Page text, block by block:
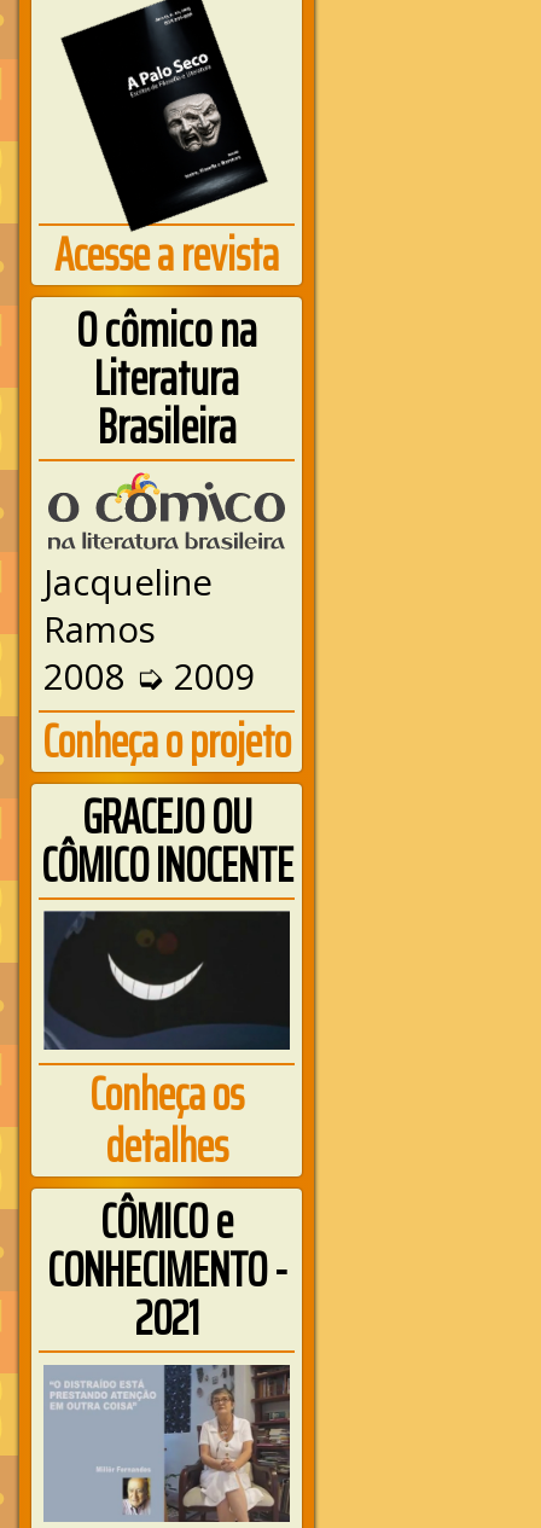
Acesse a revista
O cômico na
Literatura
Brasileira
Jacqueline
Ramos
2008 ➭ 2009
Conheça o projeto
GRACEJO OU
CÔMICO INOCENTE
Conheça os
detalhes
CÔMICO e
CONHECIMENTO -
2021